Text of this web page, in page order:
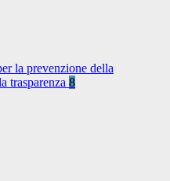
la prevenzione della
trasparenza 8